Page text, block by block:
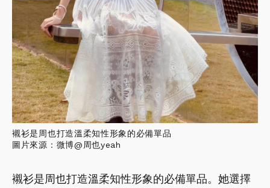
襯衫是周也打造溫柔知性形象的必備單品
圖片來源：微博@周也yeah
襯衫是周也打造溫柔知性形象的必備單品。她選擇